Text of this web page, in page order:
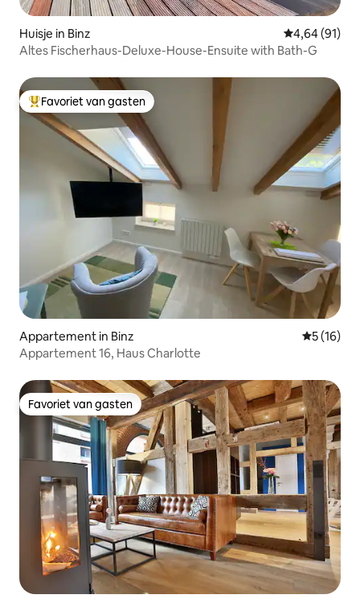
Huisje in Binz Gemiddelde
4,64 (91)
Altes Fischerhaus-Deluxe-House-Ensuite with Bath-G
Topfavoriet van gasten
Favoriet van gasten
Appartement in Binz
5 (16)
Appartement 16, Haus Charlotte
Favoriet van gasten
Favoriet van gasten